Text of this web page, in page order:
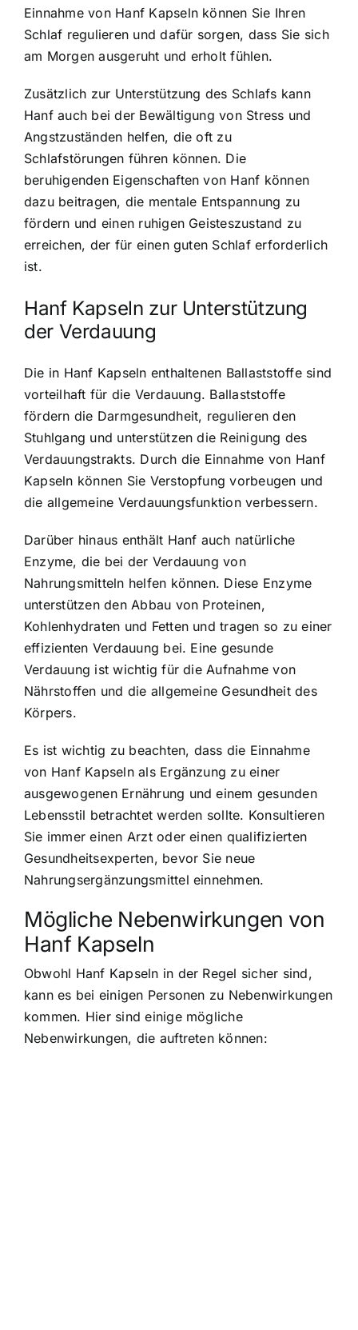
Einnahme von Hanf Kapseln können Sie Ihren
Schlaf regulieren und dafür sorgen, dass Sie sich
am Morgen ausgeruht und erholt fühlen.
Zusätzlich zur Unterstützung des Schlafs kann
Hanf auch bei der Bewältigung von Stress und
Angstzuständen helfen, die oft zu
Schlafstörungen führen können. Die
beruhigenden Eigenschaften von Hanf können
dazu beitragen, die mentale Entspannung zu
fördern und einen ruhigen Geisteszustand zu
erreichen, der für einen guten Schlaf erforderlich
ist.
Hanf Kapseln zur Unterstützung
der Verdauung
Die in Hanf Kapseln enthaltenen Ballaststoffe sind
vorteilhaft für die Verdauung. Ballaststoffe
fördern die Darmgesundheit, regulieren den
Stuhlgang und unterstützen die Reinigung des
Verdauungstrakts. Durch die Einnahme von Hanf
Kapseln können Sie Verstopfung vorbeugen und
die allgemeine Verdauungsfunktion verbessern.
Darüber hinaus enthält Hanf auch natürliche
Enzyme, die bei der Verdauung von
Nahrungsmitteln helfen können. Diese Enzyme
unterstützen den Abbau von Proteinen,
Kohlenhydraten und Fetten und tragen so zu einer
effizienten Verdauung bei. Eine gesunde
Verdauung ist wichtig für die Aufnahme von
Nährstoffen und die allgemeine Gesundheit des
Körpers.
Es ist wichtig zu beachten, dass die Einnahme
von Hanf Kapseln als Ergänzung zu einer
ausgewogenen Ernährung und einem gesunden
Lebensstil betrachtet werden sollte. Konsultieren
Sie immer einen Arzt oder einen qualifizierten
Gesundheitsexperten, bevor Sie neue
Nahrungsergänzungsmittel einnehmen.
Mögliche Nebenwirkungen von
Hanf Kapseln
Obwohl Hanf Kapseln in der Regel sicher sind,
kann es bei einigen Personen zu Nebenwirkungen
kommen. Hier sind einige mögliche
Nebenwirkungen, die auftreten können: